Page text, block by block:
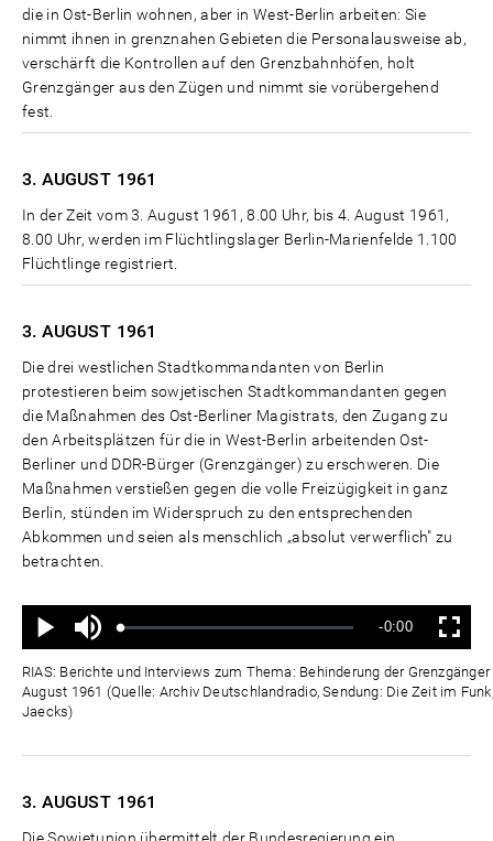
die in Ost-Berlin wohnen, aber in West-Berlin arbeiten: Sie
nimmt ihnen in grenznahen Gebieten die Personalausweise ab,
verschärft die Kontrollen auf den Grenzbahnhöfen, holt
Grenzgänger aus den Zügen und nimmt sie vorübergehend
fest.
3. AUGUST 1961
In der Zeit vom 3. August 1961, 8.00 Uhr, bis 4. August 1961,
8.00 Uhr, werden im Flüchtlingslager Berlin-Marienfelde 1.100
Flüchtlinge registriert.
3. AUGUST 1961
Die drei westlichen Stadtkommandanten von Berlin
protestieren beim sowjetischen Stadtkommandanten gegen
die Maßnahmen des Ost-Berliner Magistrats, den Zugang zu
den Arbeitsplätzen für die in West-Berlin arbeitenden Ost-
Berliner und DDR-Bürger (Grenzgänger) zu erschweren. Die
Maßnahmen verstießen gegen die volle Freizügigkeit in ganz
Berlin, stünden im Widerspruch zu den entsprechenden
Abkommen und seien als menschlich „absolut verwerflich" zu
betrachten.
Wiedergabe
Ton
aus
Geladen:
Status:
Verbleibende
Zeit
-0:00 Vollbild
RIAS: Berichte und Interviews zum Thema: Behinderung der
August 1961 (Quelle: Archiv Deutschlandradio, Sendung: Die Zeit im
Jaecks)
3. AUGUST 1961